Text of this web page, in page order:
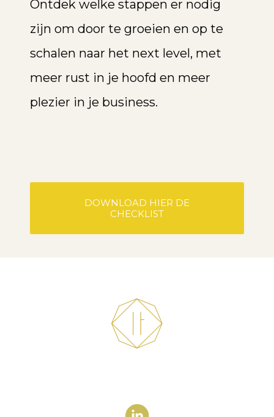
Ontdek welke stappen er nodig
zijn om door te groeien en op te
schalen naar het next level, met
meer rust in je hoofd en meer
plezier in je business.
DOWNLOAD HIER DE
CHECKLIST